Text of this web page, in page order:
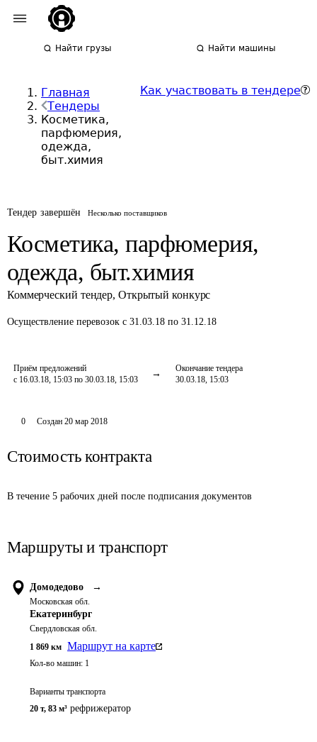
Найти грузы Найти машины
Главная
Тендеры
Косметика,
парфюмерия,
одежда,
быт.химия
Как участвовать в тендере
Тендер завершён Несколько поставщиков
Косметика, парфюмерия,
одежда, быт.химия
Коммерческий тендер, Открытый конкурс
Осуществление перевозок с 31.03.18 по 31.12.18
Приём предложений
с 16.03.18, 15:03 по 30.03.18, 15:03
Окончание тендера
30.03.18, 15:03
0 Создан 20 мар 2018
Стоимость контракта
В течение 5 рабочих дней после подписания документов
Маршруты и транспорт
Домодедово →
Московская обл.
Екатеринбург
Свердловская обл.
1 869 км Маршрут на карте
Кол-во машин: 1
Варианты транспорта
20 т, 83 м³ рефрижератор